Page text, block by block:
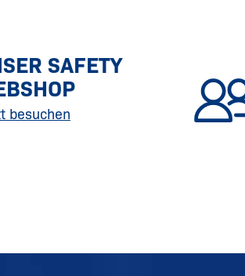
SAFETY
besuchen